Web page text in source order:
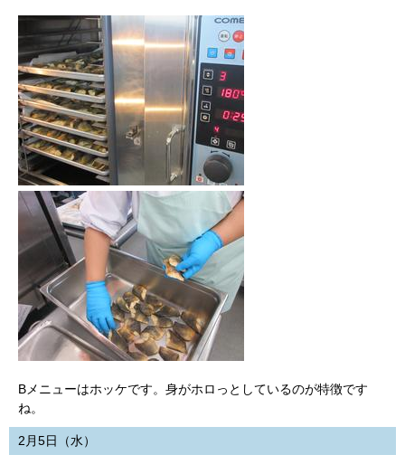
Bメニューはホッケです。身がホロっとしているのが特徴です
ね。
2月5日（水）